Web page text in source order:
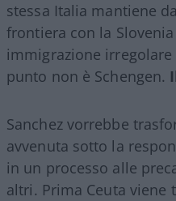
stessa Italia mantiene
frontiera con la
immigrazione irregolare
punto non è Schengen.
Sanchez vorrebbe
avvenuta sotto la
in un processo alle
altri. Prima Ceuta viene